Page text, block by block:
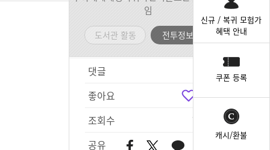
임
도서관 활동 전투정보실
댓글
좋아요
4
조회수
712
공유
신규 / 복귀 모험가
혜택 안내
쿠폰 등록
캐시/환불